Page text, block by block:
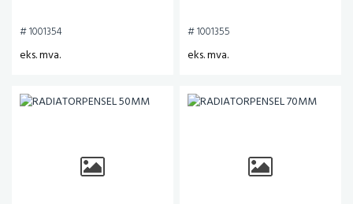
# 1001354
eks. mva.
# 1001355
eks. mva.